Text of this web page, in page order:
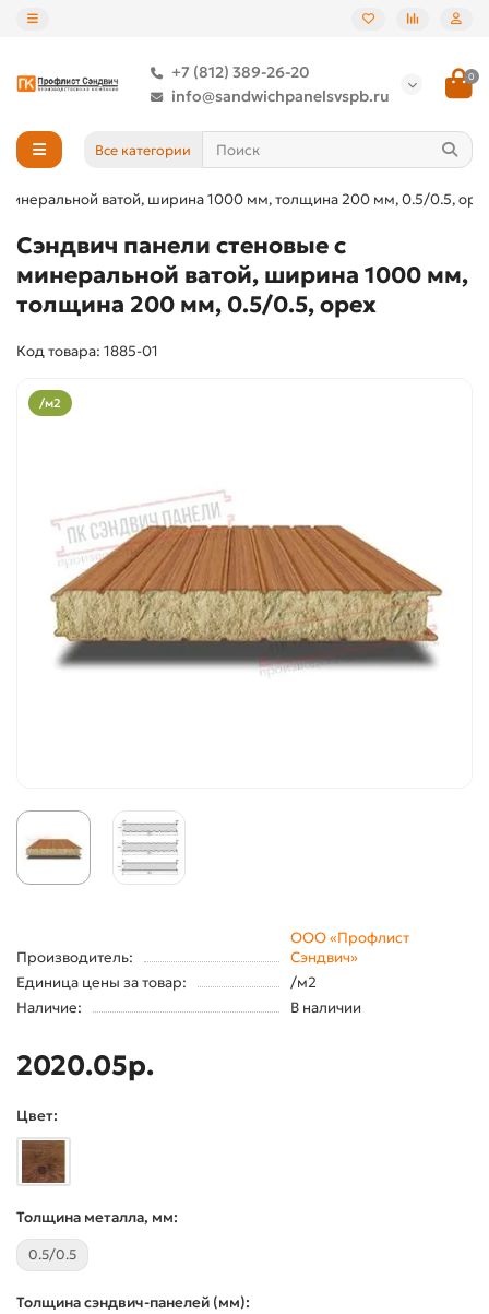
+7 (812) 389-26-20
info@sandwichpanelsvspb.ru
0
Все категории
минеральной ватой, ширина 1000 мм, толщина 200 мм, 0.5/0.5,
Сэндвич панели стеновые с
минеральной ватой, ширина 1000 мм,
толщина 200 мм, 0.5/0.5, орех
Код товара: 1885-01
/м2
Производитель:
ООО «Профлист
Сэндвич»
Единица цены за товар:
/м2
Наличие:
В наличии
2020.05р.
Цвет:
Толщина металла, мм:
0.5/0.5
Толщина сэндвич-панелей (мм):